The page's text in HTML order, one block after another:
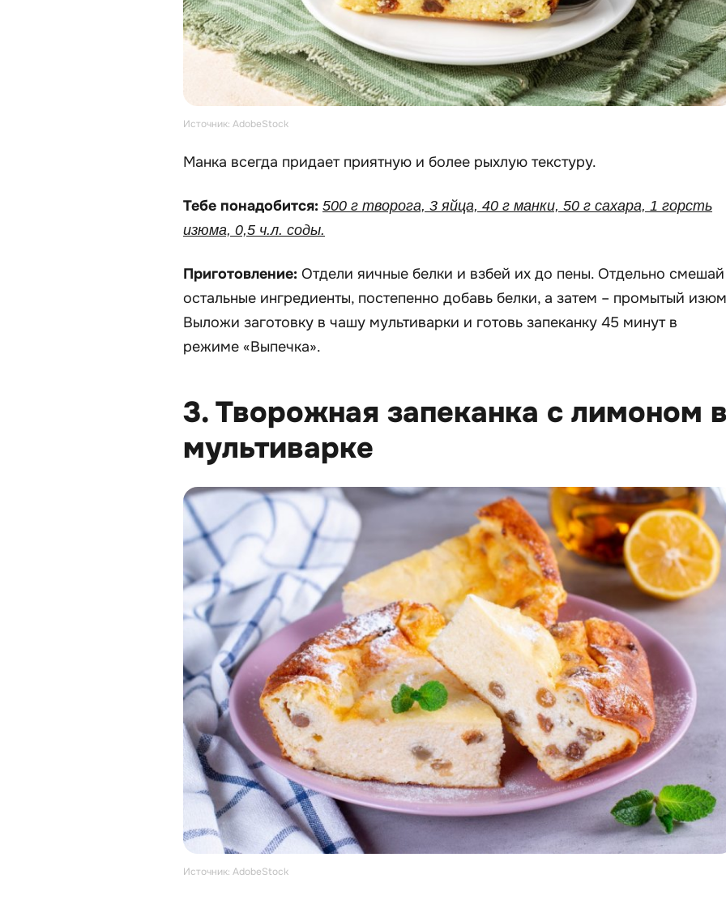
Источник: AdobeStock
Манка всегда придает приятную и более рыхлую текстуру.
Тебе понадобится: 500 г творога, 3 яйца, 40 г манки, 50 г сахара, 1 горсть
изюма, 0,5 ч.л. соды.
Приготовление: Отдели яичные белки и взбей их до пены. Отдельно смешай
остальные ингредиенты, постепенно добавь белки, а затем – промытый
Выложи заготовку в чашу мультиварки и готовь запеканку 45 минут в
режиме «Выпечка».
3. Творожная запеканка с лимоном
мультиварке
Источник: AdobeStock